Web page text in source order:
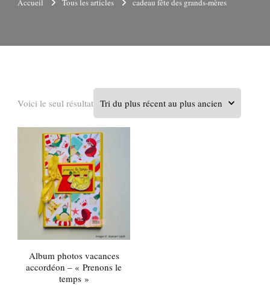
Accueil Tous les articles cadeau fête des grands-mères
Voici le seul résultat
Album photos vacances
accordéon – « Prenons le
temps »